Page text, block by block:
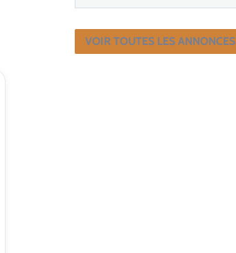
VOIR TOUTES LES ANNONCES